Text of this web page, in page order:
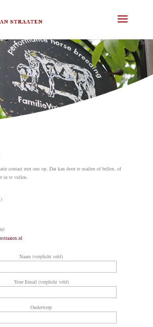
contact met ons op. Dat kan door te mailen of bellen, of
in te vullen.
Naam (verplicht veld)
Your Email (verplicht veld)
Onderwerp